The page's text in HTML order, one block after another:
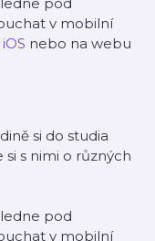
v mobilní
iOS nebo na webu
si do studia
s nimi o různých
pod
v mobilní